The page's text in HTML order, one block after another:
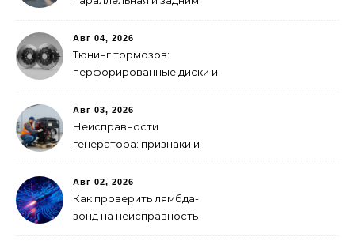
Авг 04, 2026
Тюнинг тормозов:
перфорированные диски и
суппорты
Авг 03, 2026
Неисправности
генератора: признаки и
Авг 02, 2026
Как проверить лямбда-
зонд на неисправность